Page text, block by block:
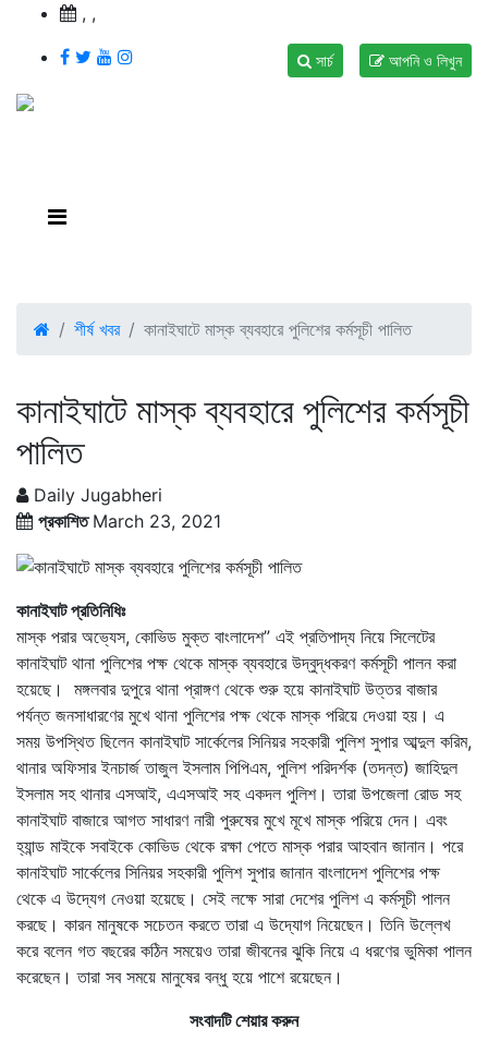
, ,
আপনি ও লিখুন
সার্চ
শীর্ষ খবর কানাইঘাটে মাস্ক ব্যবহারে পুলিশের কর্মসূচী পালিত
কানাইঘাটে মাস্ক ব্যবহারে পুলিশের কর্মসূচী
পালিত
Daily Jugabheri
প্রকাশিতMarch 23, 2021
কানাইঘাট প্রতিনিধিঃ
মাস্ক পরার অভ্যেস, কোভিড মুক্ত বাংলাদেশ” এই প্রতিপাদ্য নিয়ে সিলেটের
কানাইঘাট থানা পুলিশের পক্ষ থেকে মাস্ক ব্যবহারে উদ্বুদ্ধকরণ কর্মসূচী পালন করা
হয়েছে। মঙ্গলবার দুপুরে থানা প্রাঙ্গণ থেকে শুরু হয়ে কানাইঘাট উত্তর বাজার
পর্যন্ত জনসাধারণের মুখে থানা পুলিশের পক্ষ থেকে মাস্ক পরিয়ে দেওয়া হয়। এ
সময় উপস্থিত ছিলেন কানাইঘাট সার্কেলের সিনিয়র সহকারী পুলিশ সুপার আব্দুল করিম,
থানার অফিসার ইনচার্জ তাজুল ইসলাম পিপিএম, পুলিশ পরিদর্শক (তদন্ত) জাহিদুল
ইসলাম সহ থানার এসআই, এএসআই সহ একদল পুলিশ। তারা উপজেলা রোড সহ
কানাইঘাট বাজারে আগত সাধারণ নারী পুরুষের মুখে মূখে মাস্ক পরিয়ে দেন। এবং
হ্যান্ড মাইকে সবাইকে কোভিড থেকে রক্ষা পেতে মাস্ক পরার আহবান জানান। পরে
কানাইঘাট সার্কেলের সিনিয়র সহকারী পুলিশ সুপার জানান বাংলাদেশ পুলিশের পক্ষ
থেকে এ উদ্যেগ নেওয়া হয়েছে। সেই লক্ষে সারা দেশের পুলিশ এ কর্মসূচী পালন
করছে। কারন মানুষকে সচেতন করতে তারা এ উদ্যোগ নিয়েছেন। তিনি উল্লেখ
করে বলেন গত বছরের কঠিন সময়েও তারা জীবনের ঝুকি নিয়ে এ ধরণের ভুমিকা পালন
করেছেন। তারা সব সময়ে মানুষের বন্ধু হয়ে পাশে রয়েছেন।
সংবাদটি শেয়ার করুন